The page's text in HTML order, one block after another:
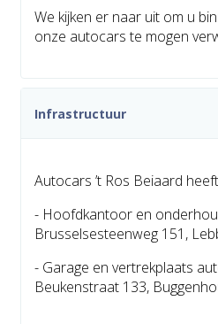
We kijken er naar uit om u
onze autocars te mogen
Infrastructuur
Autocars ’t Ros Beiaard
- Hoofdkantoor en
Brusselsesteenweg 151,
- Garage en vertrekplaats
Beukenstraat 133,